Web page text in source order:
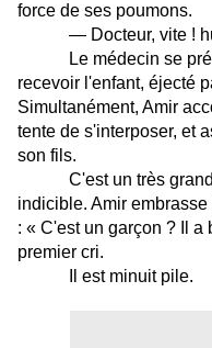
force de ses poumons.
— Docteur, vite !
Le médecin se
recevoir l'enfant, éjecté
Simultanément, Amir
tente de s'interposer, et
son fils.
C'est un très
indicible. Amir
: « C'est un garçon ? Il a
premier cri.
Il est minuit pile.